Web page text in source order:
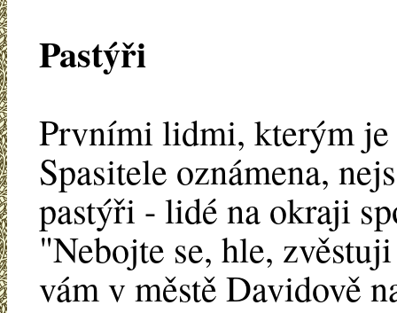
Pastýři
Prvními lidmi, kterým je
Spasitele oznámena,
pastýři - lidé na okraji
"Nebojte se, hle,
vám v městě Davidově